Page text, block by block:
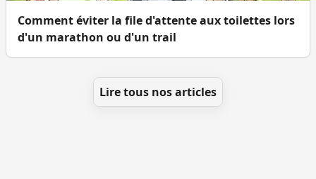
Comment éviter la file d'attente aux toilettes lors
d'un marathon ou d'un trail
Lire tous nos articles